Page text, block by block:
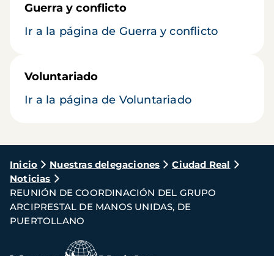
Guerra y conflicto
Ir a la página de Guerra y conflicto
Voluntariado
Ir a la página de Voluntariado
Ruta
de
navegación
Inicio Nuestras delegaciones
Ciudad Real
Noticias
REUNIÓN DE COORDINACIÓN DEL GRUPO
ARCIPRESTAL DE MANOS UNIDAS, DE
PUERTOLLANO